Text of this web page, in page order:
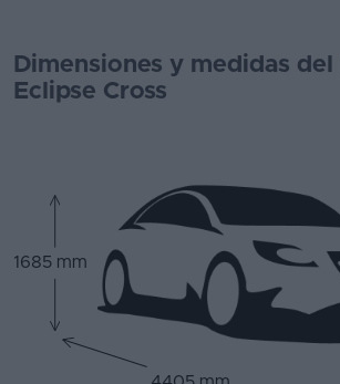
Dimensiones y medidas
Eclipse Cross
1685 mm